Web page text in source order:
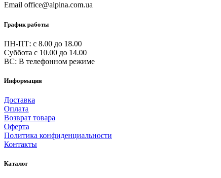
Email office@alpina.com.ua
График работы
ПН-ПТ: c 8.00 до 18.00
Суббота с 10.00 до 14.00
ВС: В телефонном режиме
Информация
Доставка
Оплата
Возврат товара
Оферта
Политика конфиденциальности
Контакты
Каталог